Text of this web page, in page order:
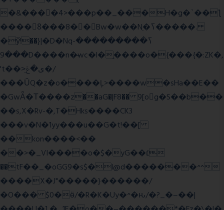
�&����4>���p��_���H�g�`��ƪ
����8َ���8� �󳳦Bw�w��Nֻ�ߖ�����.
�ў!��}|�D�Nqߖ���������-
���9D����n�̶wc�l�֑����o�{���{�:ZK�,
't��>͍ى�ݝ�/
���ǙQ�z�o����Ļ>����w�sHa��E��
�GwǞ�Τ����z��aG�|F8�� 9[og�S��b��
��s,X�Rv-�,T�Hks����CK3
���v�N�1yy���u��G�t!��[
��kon����<��
��>�_VI����o�$�yG��׆
��tF��_�oGG9�s$�l@d�������^^
����X�J"�����}������/
�O��� $0�ӫ/�R�K�Uy�^�ԋ/�?_�~��|